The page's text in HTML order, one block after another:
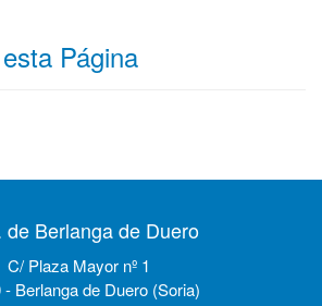
Página
de Berlanga de Duero
C/ Plaza Mayor nº 1
- Berlanga de Duero (Soria)